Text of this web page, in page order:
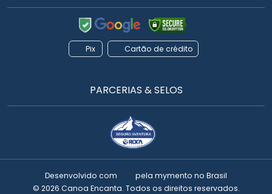
Pix Cartão de crédito
PARCERIAS & SELOS
Desenvolvido com pela mymento no Brasil
© 2026 Canoa Encanta. Todos os direitos reservados.